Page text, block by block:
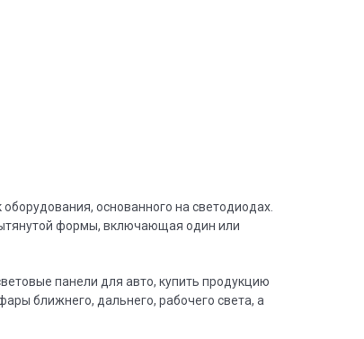
основанного на светодиодах.
формы, включающая один или
панели для авто, купить продукцию
ближнего, дальнего, рабочего света, а